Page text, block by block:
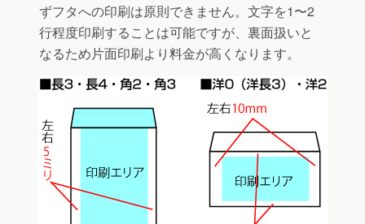
ずフタへの印刷は原則できません。文字を1〜2
行程度印刷することは可能ですが、裏面扱いと
なるため片面印刷より料金が高くなります。